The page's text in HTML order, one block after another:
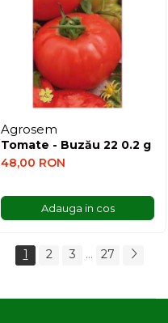
Agrosem
Tomate - Buzău 22 0.2 g
48,00 RON
Adauga in cos
1 2 3 ... 27